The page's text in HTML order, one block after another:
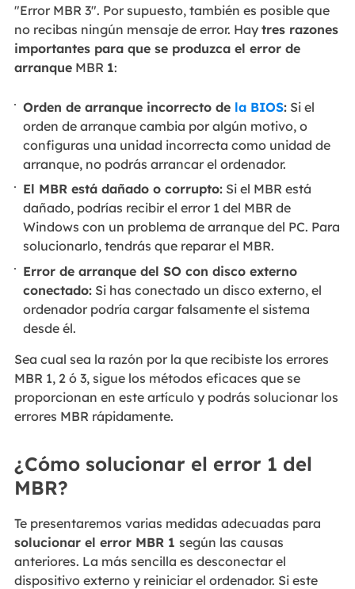
"Error MBR 3". Por supuesto, también es posible que
no recibas ningún mensaje de error. Hay tres razones
importantes para que se produzca el error de
arranqueMBR 1:
Orden de arranque incorrecto de la BIOS: Si el
orden de arranque cambia por algún motivo, o
configuras una unidad incorrecta como unidad de
arranque, no podrás arrancar el ordenador.
El MBR está dañado o corrupto: Si el MBR está
dañado, podrías recibir el error 1 del MBR de
Windows con un problema de arranque del PC. Para
solucionarlo, tendrás que reparar el MBR.
Error de arranque del SO con disco externo
conectado: Si has conectado un disco externo, el
ordenador podría cargar falsamente el sistema
desde él.
Sea cual sea la razón por la que recibiste los errores
MBR 1, 2 ó 3, sigue los métodos eficaces que se
proporcionan en este artículo y podrás solucionar los
errores MBR rápidamente.
¿Cómo solucionar el error 1 del
MBR?
Te presentaremos varias medidas adecuadas para
solucionar el error MBR 1 según las causas
anteriores. La más sencilla es desconectar el
dispositivo externo y reiniciar el ordenador. Si este